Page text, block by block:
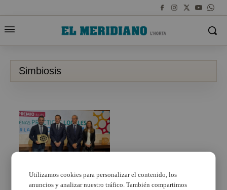
Simbiosis
El proyecto de
Utilizamos cookies para personalizar el contenido, los
anuncios y analizar nuestro tráfico. También compartimos